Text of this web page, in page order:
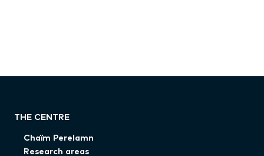
THE CENTRE
Chaïm Perelamn
Research areas